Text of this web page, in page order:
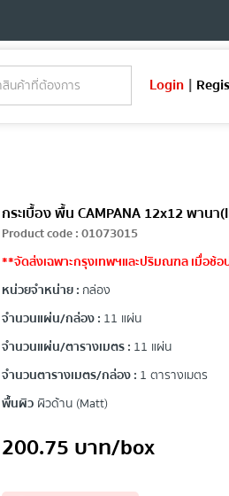
Login |
กระเบื้อง พื้น CAMPANA 12x12 พานา
Product code:01073015
**จัดส่งเฉพาะกรุงเทพฯและปริมณฑล เมื่อช้
หน่วยจำหน่าย : กล่อง
จำนวนแผ่น/กล่อง : 11 แผ่น
จำนวนแผ่น/ตารางเมตร : 11 แผ่น
จำนวนตารางเมตร/กล่อง : 1 ตารางเมตร
พื้นผิวผิวด้าน (Matt)
200.75 บาท/box